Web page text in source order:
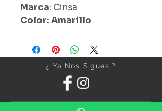
Marca: Cinsa
Color: Amarillo
¿ Ya Nos Sigues ?